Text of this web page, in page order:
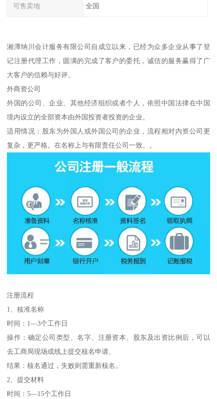
可售卖地 全国
湘潭纳川会计服务有限公司自成立以来，已经为众多企业从事了登
记注册代理工作，圆满的完成了客户的委托，诚信的服务赢得了广
大客户的信赖与好评。
外商资公司
外国的公司、企业、其他经济组织或者个人，依照中国法律在中国
境内设立的全部资本由外国投资者投资的企业。
适用情况：股东为外国人或外国公司的企业，流程相对内资公司更
复杂，更严格。在名称上与有限责任公司一致。。
注册流程
1、核准名称
时间：1—3个工作日
操作：确定公司类型、名字、注册资本、股东及出资比例后，可以
去工商局现场或线上提交核名申请。
结果：核名通过，失败则需重新核名。
2、提交材料
时间：5—15个工作日